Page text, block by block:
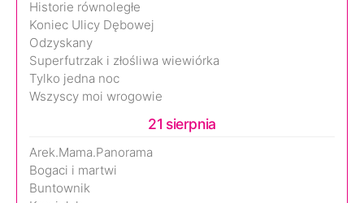
Historie równoległe
Koniec Ulicy Dębowej
Odzyskany
Superfutrzak i złośliwa wiewiórka
Tylko jedna noc
Wszyscy moi wrogowie
21 sierpnia
Arek.Mama.Panorama
Bogaci i martwi
Buntownik